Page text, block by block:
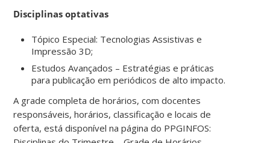
Disciplinas optativas
Tópico Especial: Tecnologias Assistivas e
Impressão 3D;
Estudos Avançados – Estratégias e práticas
para publicação em periódicos de alto impacto.
A grade completa de horários, com docentes
responsáveis, horários, classificação e locais de
oferta, está disponível na página do PPGINFOS: